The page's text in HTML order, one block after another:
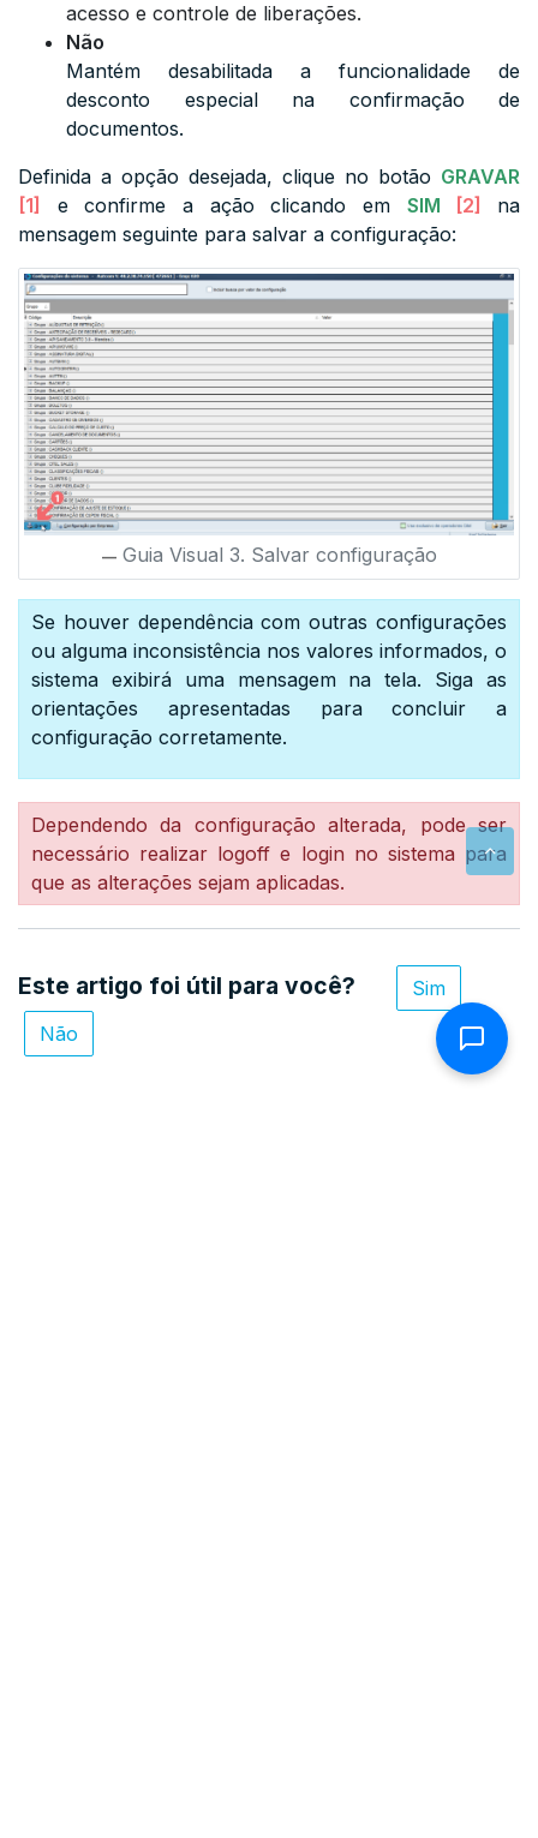
acesso e controle de liberações.
Não
Mantém desabilitada a funcionalidade de
desconto especial na confirmação de
documentos.
Definida a opção desejada, clique no botão GRAVAR
[1]
e confirme a ação clicando em SIM [2]
na
mensagem seguinte para salvar a configuração:
Guia Visual 3. Salvar configuração
Se houver dependência com outras configurações
ou alguma inconsistência nos valores informados, o
sistema exibirá uma mensagem na tela. Siga as
orientações apresentadas para concluir a
configuração corretamente.
Dependendo da configuração alterada, pode ser
necessário realizar logoff e login no sistema para
que as alterações sejam aplicadas.
Este artigo foi útil para você?
Sim
Não